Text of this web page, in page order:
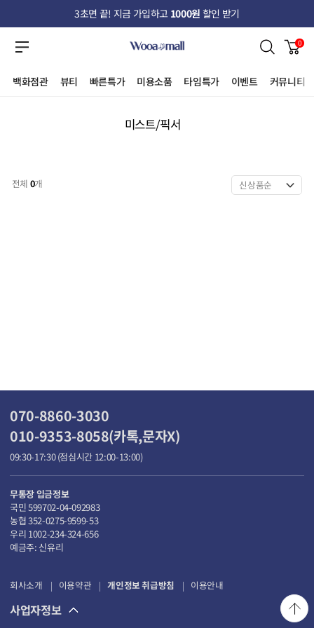
3초면 끝! 지금 가입하고 1000원 할인 받기
백화점관 뷰티 빠른특가 미용소품 타임특가 이벤트 커뮤니티
0
미스트/픽서
전체 0개
회사소개 이용약관 개인정보 취급방침 이용안내
사업자정보
070-8860-3030
010-9353-8058(카톡,문자X)
09:30-17:30 (점심시간 12:00-13:00)
무통장 입금정보
국민 599702-04-092983
농협 352-0275-9599-53
우리 1002-234-324-656
예금주: 신유리